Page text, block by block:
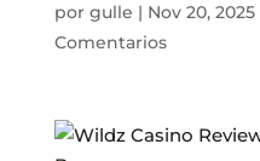
por gulle | Nov 20, 2025
Comentarios